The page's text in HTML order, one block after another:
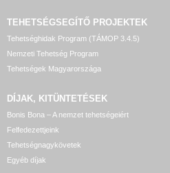
TEHETSÉGSEGÍTŐ PROJEKTEK
Tehetséghidak Program (TÁMOP 3.4.5)
Nemzeti Tehetség Program
Tehetségek Magyarországa
DÍJAK, KITÜNTETÉSEK
Bonis Bona – A nemzet tehetségeiért
Felfedezettjeink
Tehetségnagykövetek
Egyéb díjak